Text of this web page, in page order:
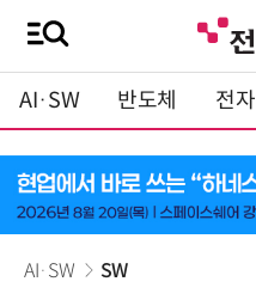
AI·SW 반도체 전자
AI·SW SW